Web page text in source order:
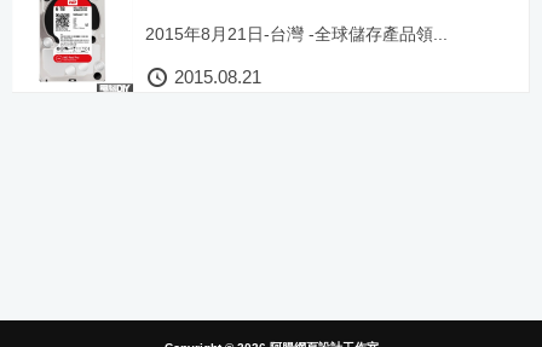
2015年8月21日-台灣 -全球儲存產品領...
2015.08.21